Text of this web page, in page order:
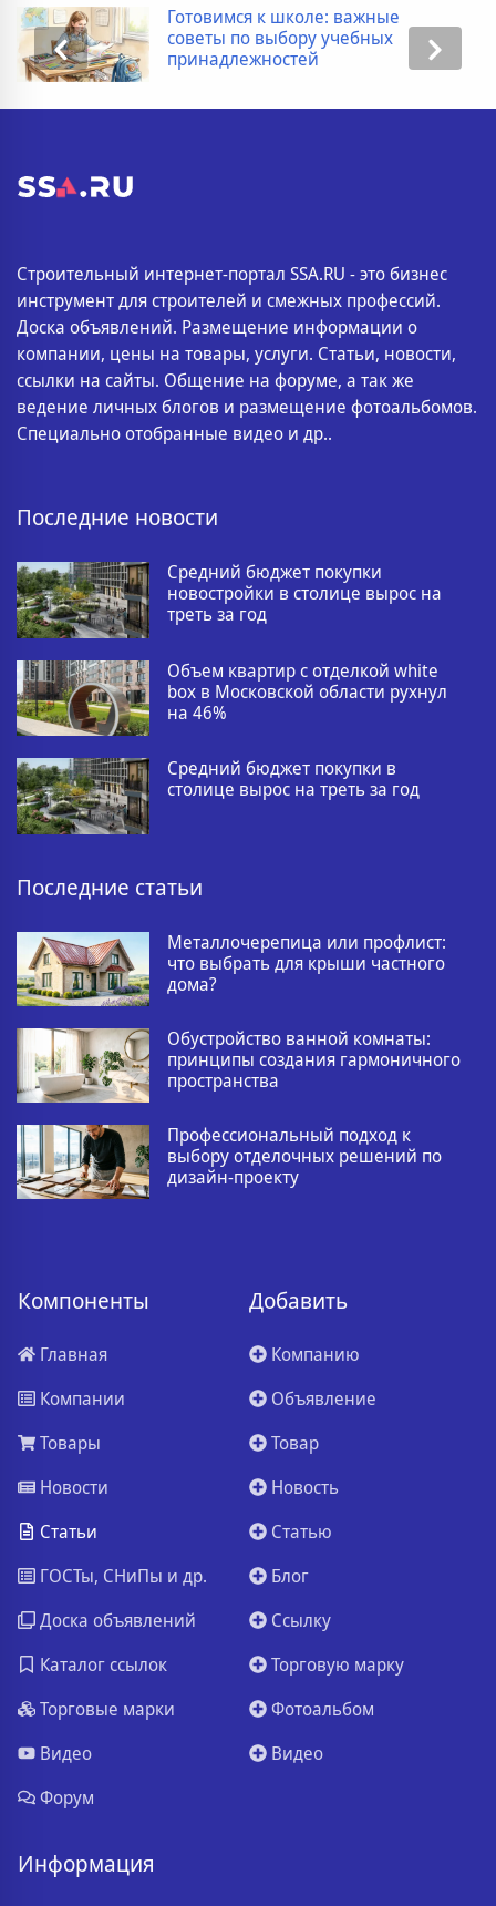
Готовимся к школе: важные
советы по выбору учебных
принадлежностей
Строительный интернет-портал SSA.RU - это бизнес
инструмент для строителей и смежных профессий.
Доска объявлений. Размещение информации о
компании, цены на товары, услуги. Статьи, новости,
ссылки на сайты. Общение на форуме, а так же
ведение личных блогов и размещение фотоальбомов.
Специально отобранные видео и др..
Последние новости
Средний бюджет покупки
новостройки в столице вырос на
треть за год
Объем квартир с отделкой white
box в Московской области рухнул
на 46%
Средний бюджет покупки в
столице вырос на треть за год
Последние статьи
Металлочерепица или профлист:
что выбрать для крыши частного
дома?
Обустройство ванной комнаты:
принципы создания гармоничного
пространства
Профессиональный подход к
выбору отделочных решений по
дизайн-проекту
Компоненты
Главная
Компании
Товары
Новости
Статьи
ГОСТы, СНиПы и др.
Доска объявлений
Каталог ссылок
Торговые марки
Видео
Форум
Добавить
Компанию
Объявление
Товар
Новость
Статью
Блог
Ссылку
Торговую марку
Фотоальбом
Видео
Информация